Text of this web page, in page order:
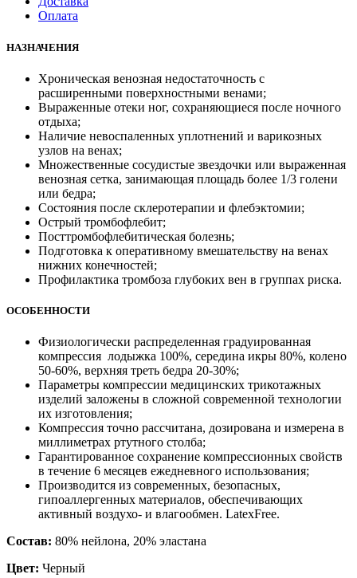
Оплата
НАЗНАЧЕНИЯ
Хроническая венозная недостаточность с
расширенными поверхностными венами;
Выраженные отеки ног, сохраняющиеся после ночного
отдыха;
Наличие невоспаленных уплотнений и варикозных
узлов на венах;
Множественные сосудистые звездочки или выраженная
венозная сетка, занимающая площадь более 1/3 голени
или бедра;
Состояния после склеротерапии и флебэктомии;
Острый тромбофлебит;
Посттромбофлебитическая болезнь;
Подготовка к оперативному вмешательству на венах
нижних конечностей;
Профилактика тромбоза глубоких вен в группах риска.
ОСОБЕННОСТИ
Физиологически распределенная градуированная
компрессия ­ лодыжка 100%, середина икры 80%, колено
50-60%, верхняя треть бедра 20-30%;
Параметры компрессии медицинских трикотажных
изделий заложены в сложной современной технологии
их изготовления;
Компрессия точно рассчитана, дозирована и измерена в
миллиметрах ртутного столба;
Гарантированное сохранение компрессионных свойств
в течение 6 месяцев ежедневного использования;
Производится из современных, безопасных,
гипоаллергенных материалов, обеспечивающих
активный воздухо- и влагообмен. LatexFree.
Состав: 80% нейлона, 20% эластана
Цвет: Черный